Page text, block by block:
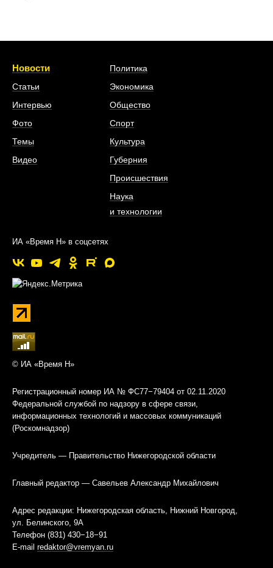
Новости
Статьи
Интервью
Фото
Темы
Видео
Политика
Экономика
Общество
Спорт
Культура
Губерния
Происшествия
Наука
и технологии
ИА «Время Н» в соцсетях
© ИА «Время Н»
Регистрационный номер ИА № ФС77−79404 от 02.11.2020
Федеральной службой по надзору в сфере связи,
информационных технологий и массовых коммуникаций
(Роскомнадзор)
Учредитель — Правительство Нижегородской области
Главный редактор — Савельев Александр Михайлович
Адрес редакции: Нижегородская область, Нижний Новгород,
ул. Белинского, 9А
Телефон (831) 430−18−91
E-mail redaktor@vremyan.ru